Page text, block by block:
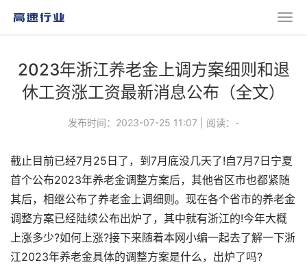
2023年浙江养老金上调方案细则和退
休工资涨工资最新消息公布（全文）
发布时间：2023-07-25 11:07 阅读： -
截止目前已经7月25日了，到7月底没几天了!自7月7日宁夏
首个公布2023年养老金调整方案后，其他省区市也都紧随
其后，相继公布了养老金上调细则。现在各个省市的养老金
调整方案已经陆续公布出炉了，其中就有浙江的!今年大概
上涨多少?如何上涨?接下来随着本网小编一起去了解一下浙
江2023年养老金具体的调整方案是什么，出炉了吗?